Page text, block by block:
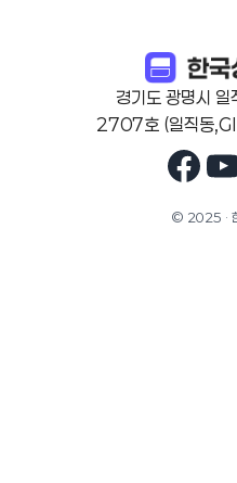
경기도 광명시
2707호 (일직동
© 2025 ·